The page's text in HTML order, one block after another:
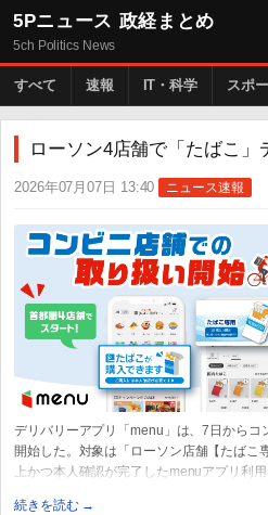
5Pニュース 政経まとめ
5ch Politics News
すべて 速報 IT・科学 スポ
ローソン4店舗で「たばこ」
2026年07月07日 13:40 ニュース速報
デリバリーアプリ「menu」は、7日からコ
開始した。対象は「ローソン店舗【たばこ
上かつ本人確認が完了したmenuアプリ利
続きを読む →